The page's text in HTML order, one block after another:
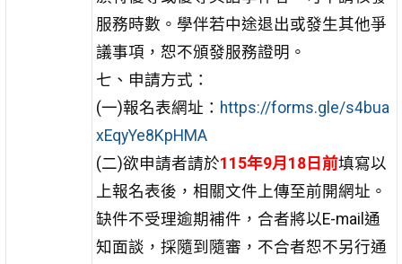
服務時數。學伴若中途退出或發生其他爭
議事項，恕不頒發服務證明。
七、申請方式：
(一)報名表網址： https://forms.gle/s4bua
xEqyYe8KpHMA
(二)欲申請者請於115年9月18日前填寫以
上報名表後，相關文件上傳至前開網址。
缺件不受理逾期補件，合者將以E-mail通
知面談，採隨到隨審，不合者恕不另行通